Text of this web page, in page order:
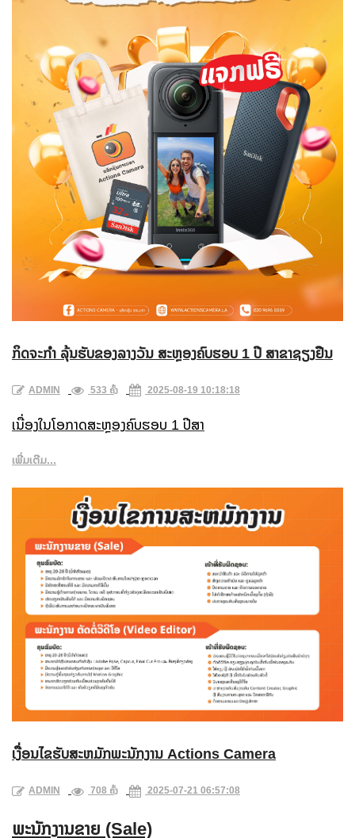
ກິດຈະກຳ ລຸ້ນຮັບຂອງລາງວັນ ສະຫຼອງຄົບຮອບ 1 ປີ ສາຂາຊຽງຢືນ
ADMIN 533 ຄັ້ງ 2025-08-19 10:18:18
ເນື່ອງໃນໂອກາດສະຫຼອງຄົບຮອບ 1 ປີສາ
ເພີ່ມເຕີມ...
ເງື່ອນໄຂຮັບສະຫມັກພະນັກງານ Actions Camera
ADMIN 708 ຄັ້ງ 2025-07-21 06:57:08
ພະນັກງານຂາຍ (Sale)